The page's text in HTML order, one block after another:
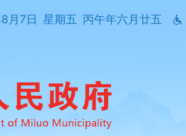
月7日 星期五 丙午年六月廿五